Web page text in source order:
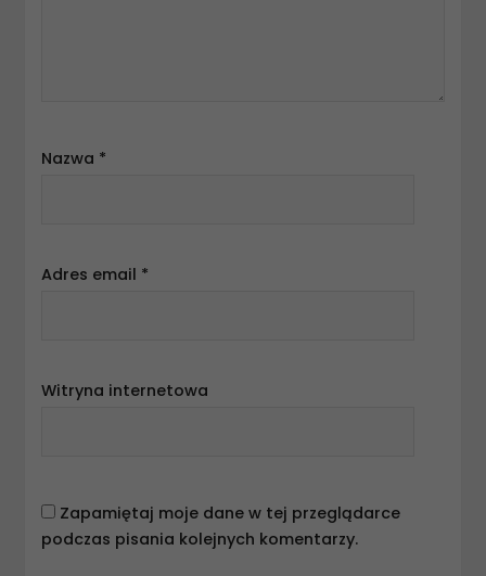
Nazwa *
Adres email *
Witryna internetowa
Zapamiętaj moje dane w tej przeglądarce
podczas pisania kolejnych komentarzy.